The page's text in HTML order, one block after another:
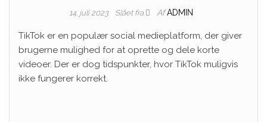
14. juli 2023 Slået fra Af ADMIN
TikTok er en populær social medieplatform, der giver
brugerne mulighed for at oprette og dele korte
videoer. Der er dog tidspunkter, hvor TikTok muligvis
ikke fungerer korrekt.